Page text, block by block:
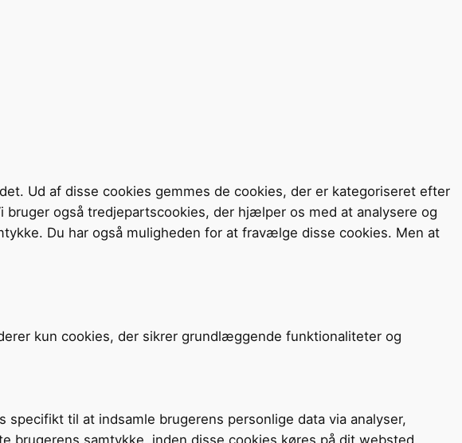
Ud af disse cookies gemmes de cookies, der er kategoriseret efter
også tredjepartscookies, der hjælper os med at analysere og
Du har også muligheden for at fravælge disse cookies. Men at
kun cookies, der sikrer grundlæggende funktionaliteter og
til at indsamle brugerens personlige data via analyser,